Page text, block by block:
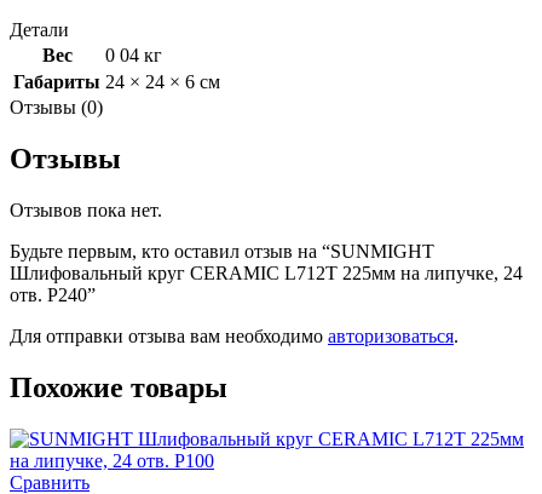
Детали
Вес
0 04 кг
Габариты 24 × 24 × 6 см
Отзывы (0)
Отзывы
Отзывов пока нет.
Будьте первым, кто оставил отзыв на “SUNMIGHT
Шлифовальный круг CERAMIC L712T 225мм на липучке, 24
отв. P240”
Для отправки отзыва вам необходимо авторизоваться.
Похожие товары
Сравнить